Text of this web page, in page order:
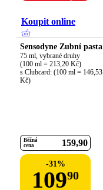
Koupit online
Sensodyne Zubní pasta
75 ml, vybrané druhy
(100 ml = 213,20 Kč)
s Clubcard: (100 ml = 146,53
Kč)
Běžná
cena
159 90
-31%
10990